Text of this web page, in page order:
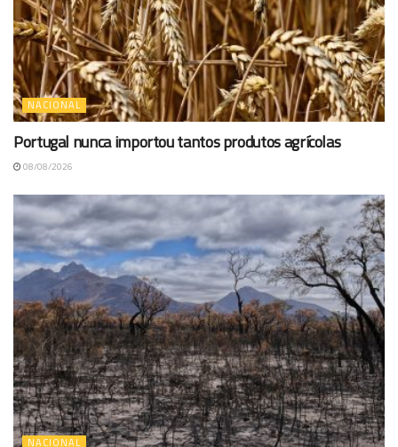
NACIONAL
Portugal nunca importou tantos produtos agrícolas
08/08/2026
NACIONAL